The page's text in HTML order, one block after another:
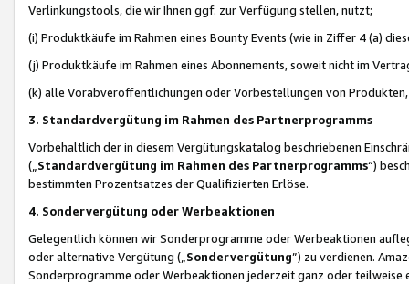
Verlinkungstools, die wir Ihnen ggf. zur Verfügung stellen, nutzt;
(i) Produktkäufe im Rahmen eines Bounty Events (wie in Ziffer 4 (a)
(j) Produktkäufe im Rahmen eines Abonnements, soweit nicht im
(k) alle Vorabveröffentlichungen oder Vorbestellungen von
3. Standardvergütung im Rahmen des Partnerprogramms
Vorbehaltlich der in diesem Vergütungskatalog beschriebenen
(„ Standardvergütung im Rahmen des Partnerprogramms“)
bestimmten Prozentsatzes der Qualifizierten Erlöse.
4. Sondervergütung oder Werbeaktionen
Gelegentlich können wir Sonderprogramme oder Werbeaktionen
oder alternative Vergütung („ Sondervergütung”) zu verdienen.
Sonderprogramme oder Werbeaktionen jederzeit ganz oder